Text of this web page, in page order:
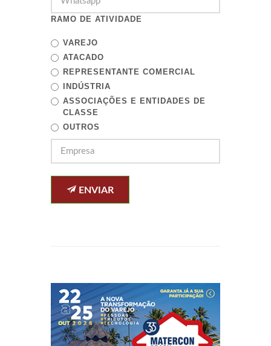
RAMO DE ATIVIDADE
VAREJO
ATACADO
REPRESENTANTE COMERCIAL
INDÚSTRIA
ASSOCIAÇÕES E ENTIDADES DE
CLASSE
OUTROS
ENVIAR